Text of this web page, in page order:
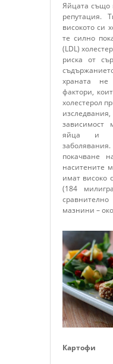
Яйцата също
репутация.
високото си
те силно
(LDL)
риска от
храната не
фактори,
холестерол
зависимост
яйца и
покачване
наситените
имат високо
(184
мазнини –
Картофи